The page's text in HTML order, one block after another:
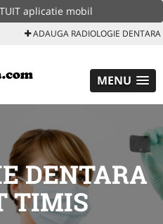
aplicatie mobil
ADAUGA RADIOLOGIE DENTARA
MENU
DENTARA
TIMIS